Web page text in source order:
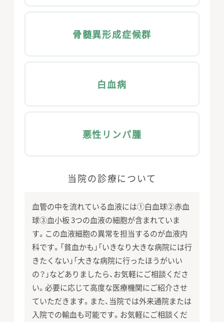
⾻髄異形成症候群
⽩⾎病
悪性リンパ腫
当院の診療について
⾎管の中を流れている⾎液には①⽩⾎球②⾚⾎
球③⾎⼩板 3つの⾎液の細胞が含まれていま
す。この⾎液細胞の異常を担当するのが⾎液内
科です。「貧⾎かも」「いきなり⼤きな病院には⾏
きたくない」「⼤きな病院に⾏ったほうがいい
の？」などありましたら、お気軽にご相談くださ
い。必要に応じて⾼度な医療機関にご紹介させ
ていただきます。また、当院では外来通院または
⼊院での輸⾎も可能です。お気軽にご相談くだ